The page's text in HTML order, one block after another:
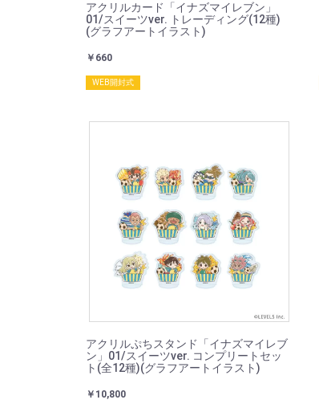
アクリルカード「イナズマイレブン」
01/スイーツver. トレーディング(12種)
(グラフアートイラスト)
￥660
WEB開封式
アクリルぷちスタンド「イナズマイレブ
ン」01/スイーツver. コンプリートセッ
ト(全12種)(グラフアートイラスト)
￥10,800